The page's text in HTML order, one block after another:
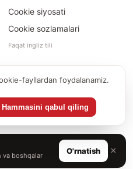
Cookie siyosati
Cookie sozlamalari
Faqat ingliz tili
s. r. o.
va boshqalar O'rnatish ×
fayllardan foydalanamiz.
Hammasini qabul qiling